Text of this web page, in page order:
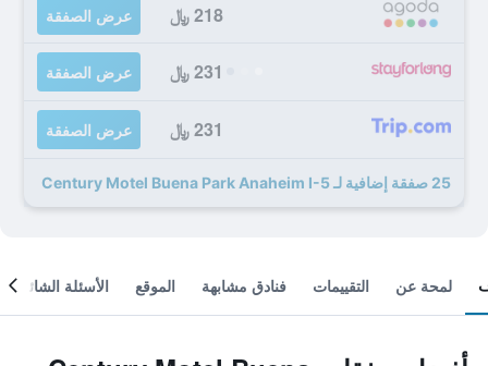
218 ﷼ عرض الصفقة
231 ﷼ عرض الصفقة
231 ﷼ عرض الصفقة
25 صفقة إضافية لـ Century Motel Buena Park Anaheim I-5
لمحة عن التقييمات فنادق مشابهة الموقع الأسئلة الشائعة